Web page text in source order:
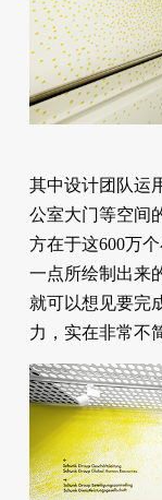
其中设计团队运
公室大门等空间
方在于这600万
一点所绘制出来
就可以想见要完
力，实在非常不